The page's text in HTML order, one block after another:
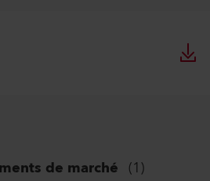
de marché (1)